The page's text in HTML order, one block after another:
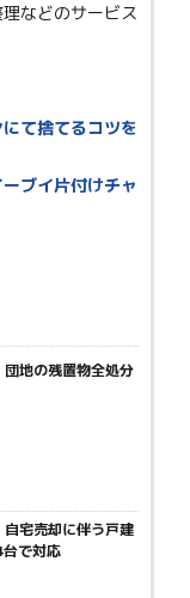
などのサービス
て捨てるコツを
ブイ片付けチャ
地の残置物全処分
宅売却に伴う戸建
で対応